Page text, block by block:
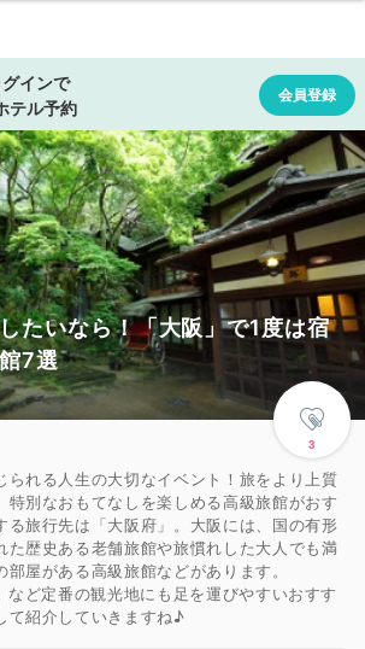
たいなら！「大阪」で1度は宿
7選
3
られる人生の大切なイベント！旅をより上質
特別なおもてなしを楽しめる高級旅館がおす
る旅行先は「大阪府」。大阪には、国の有形
た歴史ある老舗旅館や旅慣れした大人でも満
部屋がある高級旅館などがあります。
など定番の観光地にも足を運びやすいおすす
て紹介していきますね♪